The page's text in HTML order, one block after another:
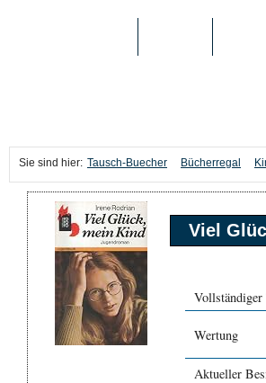
Sie sind hier: Tausch-Buecher Bücherregal
Viel
Wertung
Aktueller